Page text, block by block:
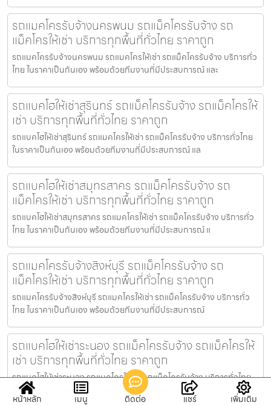
รถแมคโครรับจ้างนครพนม รถแม็คโครรับจ้าง รถ
แม็คโครให้เช่า บริการทุกพื้นที่ทั่วไทย ราคาถูก
รถแมคโครรับจ้างนครพนม รถแมคโครให้เช่า รถแม็คโครรับจ้าง บริการทั่ว
ไทย ในราคาเป็นกันเอง พร้อมด้วยทีมงานที่มีประสบการณ์ และ
รถแบคโฮให้เช่าสุรินทร์ รถแม็คโครรับจ้าง รถแม็คโครให้
เช่า บริการทุกพื้นที่ทั่วไทย ราคาถูก
รถแบคโฮให้เช่าสุรินทร์ รถแมคโครให้เช่า รถแม็คโครรับจ้าง บริการทั่วไทย
ในราคาเป็นกันเอง พร้อมด้วยทีมงานที่มีประสบการณ์ แล
รถแบคโฮให้เช่าสมุทรสาคร รถแม็คโครรับจ้าง รถ
แม็คโครให้เช่า บริการทุกพื้นที่ทั่วไทย ราคาถูก
รถแบคโฮให้เช่าสมุทรสาคร รถแมคโครให้เช่า รถแม็คโครรับจ้าง บริการทั่ว
ไทย ในราคาเป็นกันเอง พร้อมด้วยทีมงานที่มีประสบการณ์ แ
รถแมคโครรับจ้างสิงห์บุรี รถแม็คโครรับจ้าง รถ
แม็คโครให้เช่า บริการทุกพื้นที่ทั่วไทย ราคาถูก
รถแมคโครรับจ้างสิงห์บุรี รถแมคโครให้เช่า รถแม็คโครรับจ้าง บริการทั่ว
ไทย ในราคาเป็นกันเอง พร้อมด้วยทีมงานที่มีประสบการณ์
รถแบคโฮให้เช่าระนอง รถแม็คโครรับจ้าง รถแม็คโครให้
เช่า บริการทุกพื้นที่ทั่วไทย ราคาถูก
รถแบคโฮให้เช่าระนอง รถแมคโครให้เช่า รถแม็คโครรับจ้าง บริการทั่วไทย
ในราคาเป็นกันเอง พร้อมด้วยทีมงานที่มีประสบการณ์ และ ม
หน้าหลัก เมนู ติดต่อ แชร์ เพิ่มเติม